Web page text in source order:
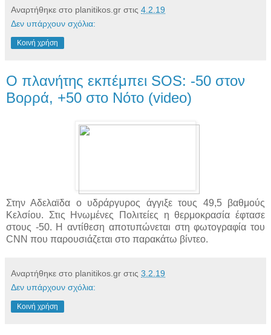
Αναρτήθηκε στο planitikos.gr στις 4.2.19
Δεν υπάρχουν σχόλια:
Κοινή χρήση
O πλανήτης εκπέμπει SOS: -50 στον
Βορρά, +50 στο Νότο (video)
Στην Αδελαϊδα ο υδράργυρος άγγιξε τους 49,5 βαθμούς
Κελσίου. Στις Ηνωμένες Πολιτείες η θερμοκρασία έφτασε
στους -50. Η αντίθεση αποτυπώνεται στη φωτογραφία του
CNN που παρουσιάζεται στο παρακάτω βίντεο.
Αναρτήθηκε στο planitikos.gr στις 3.2.19
Δεν υπάρχουν σχόλια:
Κοινή χρήση